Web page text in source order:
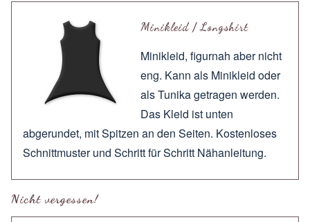
Minikleid / Longshirt
Minikleid, figurnah aber nicht
eng. Kann als Minikleid oder
als Tunika getragen werden.
Das Kleid ist unten
abgerundet, mit Spitzen an den Seiten. Kostenloses
Schnittmuster und Schritt für Schritt Nähanleitung.
Nicht vergessen!